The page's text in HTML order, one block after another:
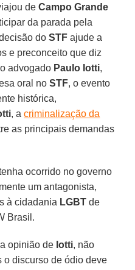
deCampo Grande
da parada pela
doSTF ajude a
e preconceito que diz
advogado Paulo Iotti,
oral noSTF, o evento
histórica,
, acriminalização da
as principais demandas
ocorrido no governo
um antagonista,
à cidadania LGBT de
Brasil.
opinião de Iotti, não
o discurso de ódio deve